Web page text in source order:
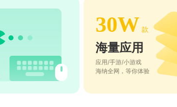
30W 款
海量应用
应用/手游/小游戏
海纳全网，等你体验